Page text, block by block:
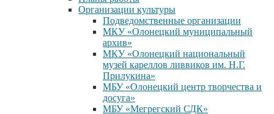
Организации культуры
Подведомственные организации
МКУ «Олонецкий муниципальный
архив»
МКУ «Олонецкий национальный
музей кареллов ливвиков им. Н.Г.
Прилукина»
МБУ «Олонецкий центр творчества и
досуга»
МБУ «Мегрегский СДК»